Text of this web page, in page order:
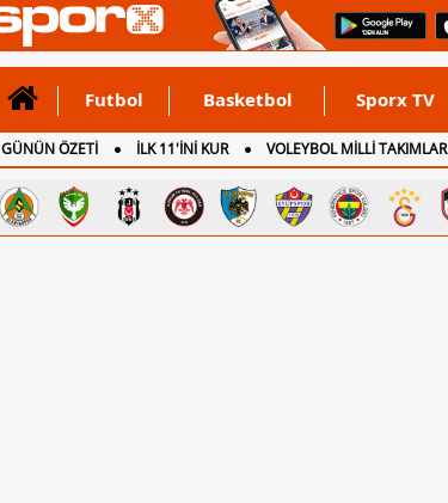
Futbol Basketbol Sporx TV
GÜNÜN ÖZETİ İLK 11'İNİ KUR VOLEYBOL MİLLİ TAKIMLAR
CANLI ANLATIM
İNGİLTERE